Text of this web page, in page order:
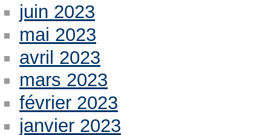
juin 2023
mai 2023
avril 2023
mars 2023
février 2023
janvier 2023